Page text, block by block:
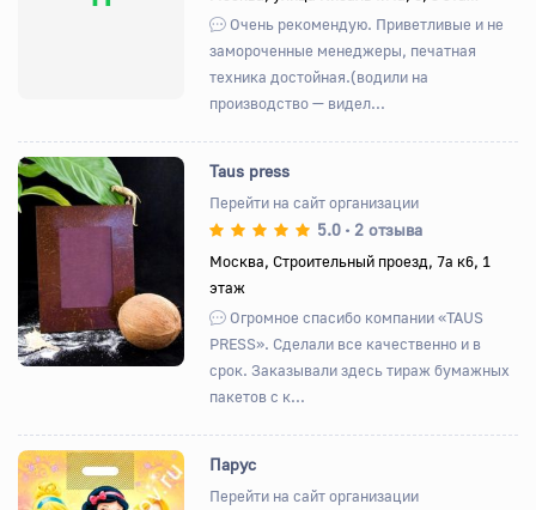
Очень рекомендую. Приветливые и не
замороченные менеджеры, печатная
техника достойная.(водили на
производство — видел...
Назад Вперед
Taus press
Перейти на сайт организации
5.0 • 2 отзыва
Москва, Строительный проезд, 7а к6, 1
этаж
Огромное спасибо компании «TAUS
PRESS». Сделали все качественно и в
срок. Заказывали здесь тираж бумажных
пакетов с к...
Парус
Перейти на сайт организации